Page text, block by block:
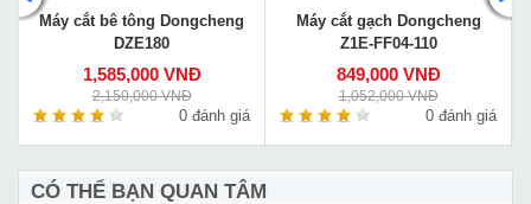
Máy cắt bê tông Dongcheng
DZE180
1,585,000 VNĐ
2,150,000 VNĐ
0 đánh giá
Máy cắt gạch Dongcheng
Z1E-FF04-110
849,000 VNĐ
1,052,000 VNĐ
0 đánh giá
CÓ THỂ BẠN QUAN TÂM